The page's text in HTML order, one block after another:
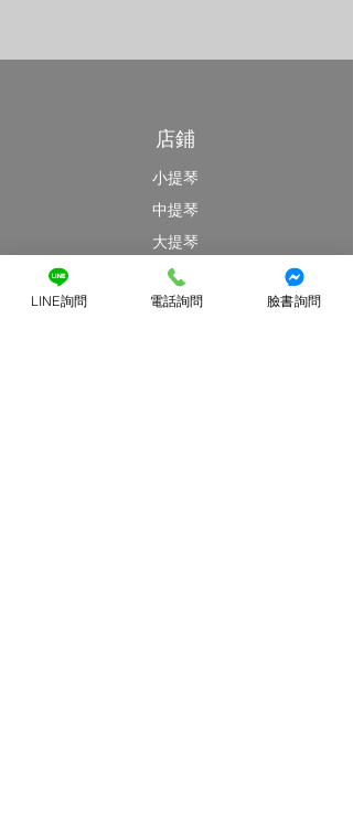
店鋪
小提琴
中提琴
大提琴
最新消息
特價優惠區
LINE詢問 電話詢問 臉書詢問